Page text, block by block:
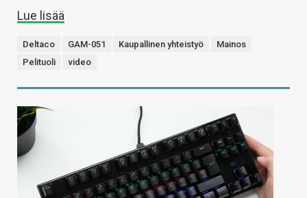
Lue lisää
Deltaco GAM-051 Kaupallinen yhteistyö
Mainos
Pelituoli
video